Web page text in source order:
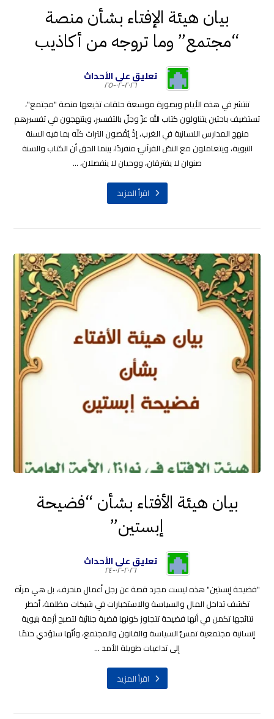
بيان هيئة الإفتاء بشأن منصة
“مجتمع” وما تروجه من أكاذيب
تعليق على الأحداث
٢٠٢٦-٠٢-٢٥
تنتشر في هذه الأيام وبصورة موسعة حلقات تذيعها منصة "مجتمع"،
تستضيف باحثين يتناولون كتاب الله عزّ وجلّ بالتفسير، وينتهجون في تفسيرهم
منهج المدارس اللسانية في الغرب، إذْ يُقْصون التراث كلّه بما فيه السنة
النبوية، ويتعاملون مع النصّ القرآنيّ منفردًا، بينما الحق أن الكتاب والسنة
صنوان لا يفترقان، ووحيان لا ينفصلان، ...
اقرأ المزيد
بيان هيئة الأفتاء بشأن “فضيحة
إبستين”
تعليق على الأحداث
٢٠٢٦-٠٢-٢٤
"فضيحة إبستين" هذه ليست مجرد قصة عن رجل أعمال منحرف، بل هي مرآة
تكشف تداخل المال والسياسة والاستخبارات في شبكات مظلمة، أخطر
نتائجها تكمن في أنها فضيحة تتجاوز كونها قضية جنائية لتصبح أزمة بنيوية
إنسانية مجتمعية تمسُّ السياسة والقانون والمجتمع، وأنّها ستؤدي حتمًا
إلى تداعيات طويلة الأمد ...
اقرأ المزيد